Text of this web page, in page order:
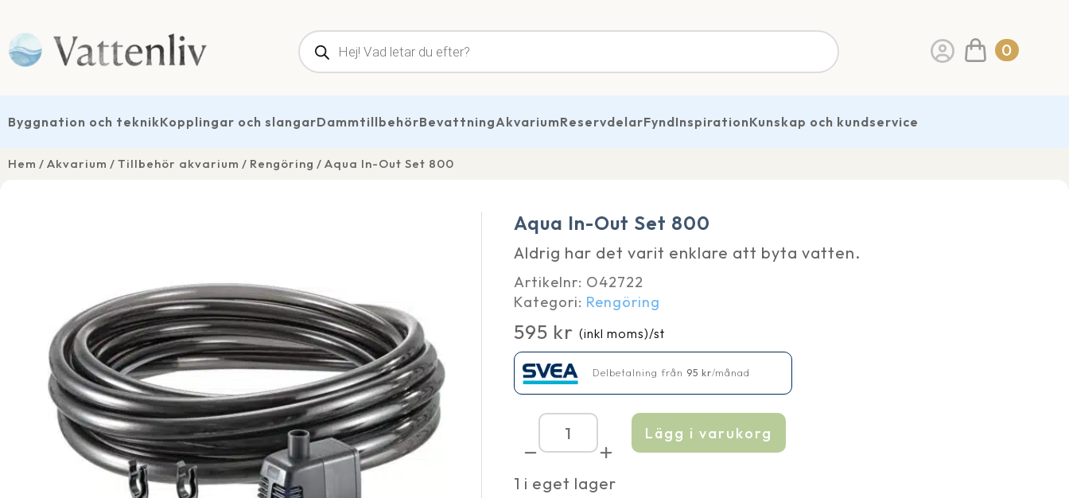
Produktsökning
0
Byggnation och teknikKopplingar och slangarDammtillbehörBevattningAkvariumReservdelarFyndInspirationKunskap och kundservice
Hem Akvarium Tillbehör akvarium Rengöring Aqua In-Out Set 800
Aqua In-Out Set 800
Aldrig har det varit enklare att byta vatten.
Artikelnr: O42722
Kategori: Rengöring
595 kr (inkl moms)/st
Delbetalning från 95 kr/månad
1 i eget lager
Aqua
In-
Set
Lägg i varukorg